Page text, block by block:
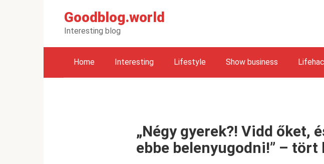
Goodblog.world
Interesting blog
Home Interesting Lifestyle Show business
„Négy gyerek?! Vidd őket,
ebbe belenyugodni!” – tört